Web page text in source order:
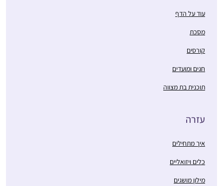
עוד על הדף
מסכת
קורסים
חגים ומועדים
תוכנית בת מצווה
עזרה
איך מתחילים
כלים ויזואליים
מילון מושגים